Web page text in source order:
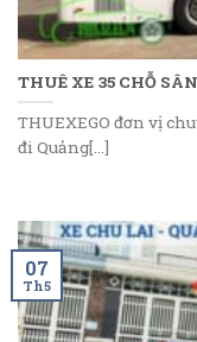
THUÊ XE 35 CHỖ
THUEXEGO đơn vị
đi Quảng[...]
07
Th5